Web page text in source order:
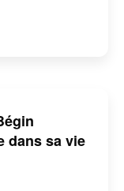
dans sa vie